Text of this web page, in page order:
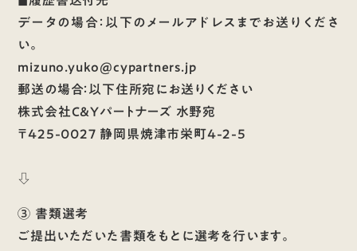
データの場合：以下のメールアドレスまでお送りくださ
い。
mizuno.yuko@cypartners.jp
郵送の場合：以下住所宛にお送りください
株式会社C&Yパートナーズ 水野宛
〒425​-0027 静岡​県焼津市​栄町4-2-5
⇩
③ 書類選考
ご提出いただいた書類をもとに選考を行います。